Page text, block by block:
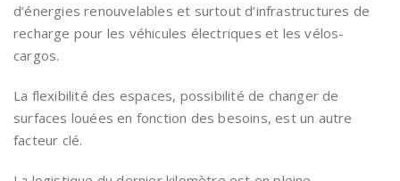
d’énergies renouvelables et surtout d’infrastructures de
recharge pour les véhicules électriques et les vélos-
cargos.
La flexibilité des espaces, possibilité de changer de
surfaces louées en fonction des besoins, est un autre
facteur clé.